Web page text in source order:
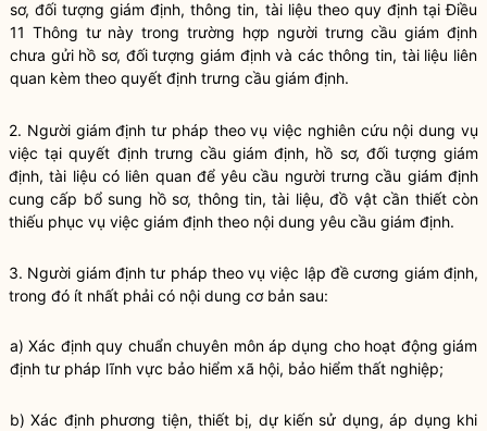
sơ, đối tượng giám định, thông tin, tài liệu theo quy định tại Điều
11 Thông tư này trong trường hợp người trưng cầu giám định
chưa gửi hồ sơ, đối tượng giám định và các thông tin, tài liệu liên
quan kèm theo quyết định trưng cầu giám định.
2. Người giám định tư pháp theo vụ việc nghiên cứu nội dung vụ
việc tại quyết định trưng cầu giám định, hồ sơ, đối tượng giám
định, tài liệu có liên quan để yêu cầu người trưng cầu giám định
cung cấp bổ sung hồ sơ, thông tin, tài liệu, đồ vật cần thiết còn
thiếu phục vụ việc giám định theo nội dung yêu cầu giám định.
3. Người giám định tư pháp theo vụ việc lập đề cương giám định,
trong đó ít nhất phải có nội dung cơ bản sau:
a) Xác định quy chuẩn chuyên môn áp dụng cho hoạt động giám
định tư pháp lĩnh vực bảo hiểm xã hội, bảo hiểm thất nghiệp;
b) Xác định phương tiện, thiết bị, dự kiến sử dụng, áp dụng khi